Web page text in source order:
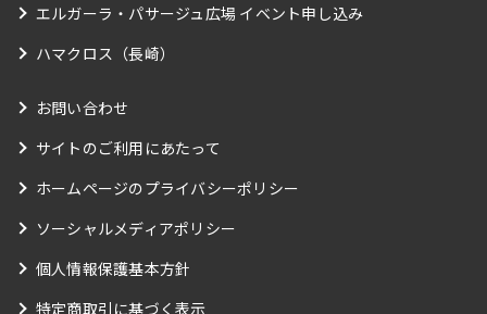
エルガーラ・パサージュ広場 イベント申し込み
ハマクロス（長崎）
お問い合わせ
サイトのご利用にあたって
ホームページのプライバシーポリシー
ソーシャルメディアポリシー
個人情報保護基本方針
特定商取引に基づく表示